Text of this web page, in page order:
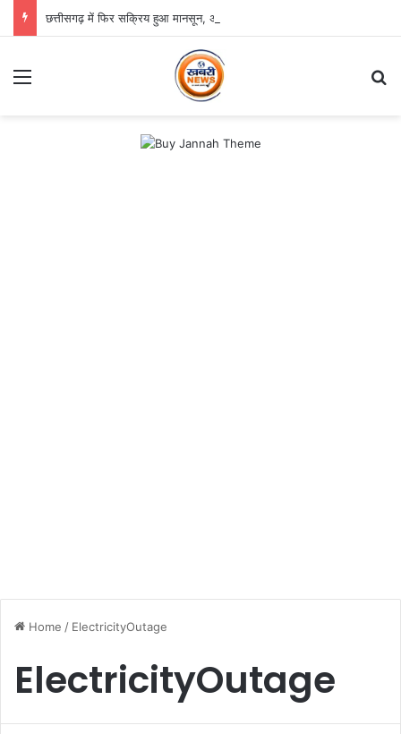
छत्तीसगढ़ में फिर सक्रिय हुआ मानसून, अगले तीन दिन भारी बारिश का अलर्ट
Home / ElectricityOutage
ElectricityOutage